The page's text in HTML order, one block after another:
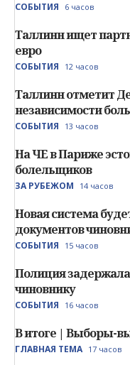
СОБЫТИЯ 6 часов
Таллинн ищет
евро
СОБЫТИЯ 12 часов
Таллинн отметит
независимости
СОБЫТИЯ 13 часов
На ЧЕ в Париже
болельщиков
ЗА РУБЕЖОМ 14 часов
Новая система
документов
СОБЫТИЯ 15 часов
Полиция
чиновнику
СОБЫТИЯ 16 часов
В итоге | Выборы-
ГЛАВНАЯ ТЕМА 17 часов